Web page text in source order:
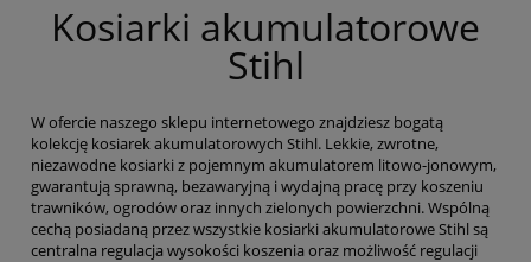
Kosiarki akumulatorowe
Stihl
W ofercie naszego sklepu internetowego znajdziesz bogatą
kolekcję kosiarek akumulatorowych Stihl. Lekkie, zwrotne,
niezawodne kosiarki z pojemnym akumulatorem litowo-jonowym,
gwarantują sprawną, bezawaryjną i wydajną pracę przy koszeniu
trawników, ogrodów oraz innych zielonych powierzchni. Wspólną
cechą posiadaną przez wszystkie kosiarki akumulatorowe Stihl są
centralna regulacja wysokości koszenia oraz możliwość regulacji